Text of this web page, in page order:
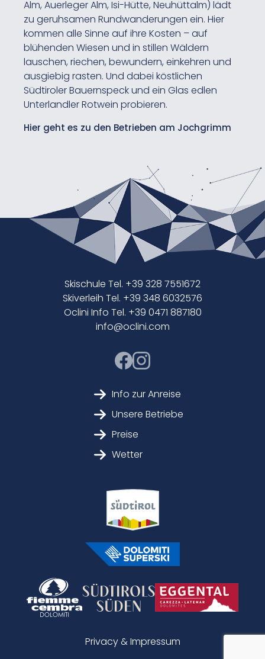
Alm, Auerleger Alm, Isi-Hütte, Neuhüttalm) lädt
zu geruhsamen Rundwanderungen ein. Hier
kommen alle Sinne auf ihre Kosten – auf
blühenden Wiesen und in stillen Wäldern
lauschen, riechen, bewundern, einkehren und
ausgiebig rasten. Und dabei köstlichen
Südtiroler Bauernspeck und ein Glas edlen
Unterlandler Rotwein probieren.
Hier geht es zu den Betrieben am Jochgrimm
Skischule Tel. +39 328 7551672
Skiverleih Tel. +39 348 6032576
Oclini Info Tel. +39 0471 887180
info@oclini.com
Info zur Anreise
Unsere Betriebe
Preise
Wetter
Privacy & Impressum